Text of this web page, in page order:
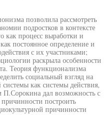
позволила рассмотреть
подростков в контексте
как процесс выработки и
постоянное определение и
с их участниками;
раскрыла особенности
Теория функционализма
социальный взгляд на
как системы действия,
П.Сорокина дал возможность с
построить
причинности